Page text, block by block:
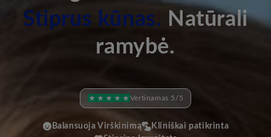
Stiprus kūnas. Natūrali
ramybė.
Vertinamas 5/5
Balansuoja Virškinimą
Kliniškai patikrinta